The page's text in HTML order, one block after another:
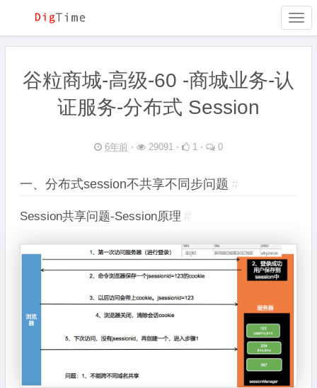
谷粒商城-高级-60 -商城业务-认
证服务-分布式 Session
6年前 ⋅ 29091 ⋅ 1 ⋅ 0
一、分布式session不共享不同步问题 #
Session共享问题-Session原理 #